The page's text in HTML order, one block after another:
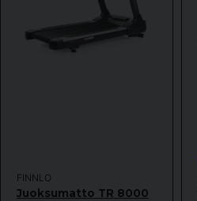
FINNLO
Juoksumatto TR 8000